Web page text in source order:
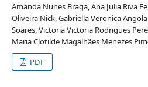
Amanda Nunes Braga, Ana Julia Riva
Oliveira Nick, Gabriella Veronica
Soares, Victoria Victoria Rodrigues
Maria Clotilde Magalhães Menezes
PDF